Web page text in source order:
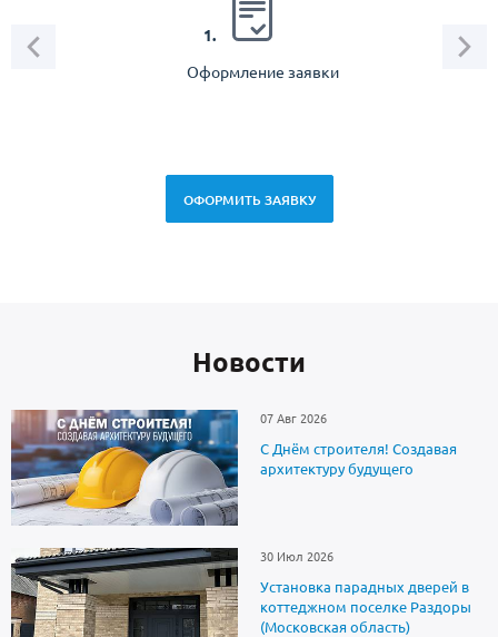
1.
Оформление заявки
ОФОРМИТЬ ЗАЯВКУ
Новоcти
07 Авг 2026
С Днём строителя! Создавая
архитектуру будущего
30 Июл 2026
Установка парадных дверей в
коттеджном поселке Раздоры
(Московская область)